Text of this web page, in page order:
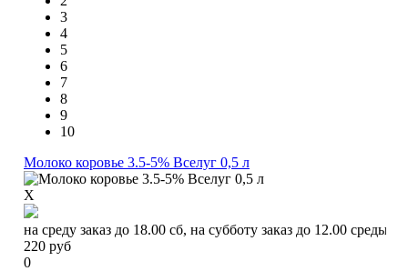
3
4
5
6
7
8
9
10
Молоко коровье 3.5-5% Вселуг 0,5 л
X
на среду заказ до 18.00 сб, на субботу заказ до 12.00 среды
220 руб
0